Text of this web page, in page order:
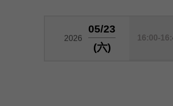
2026
05/23
(六)
16:00-